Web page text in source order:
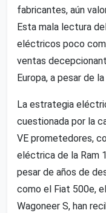
fabricantes, aún
Esta mala lectura
eléctricos poco
ventas
Europa, a pesar de
La estrategia
cuestionada por la
VE prometedores,
eléctrica de la Ram
pesar de años de
como el Fiat 500e,
Wagoneer S, han